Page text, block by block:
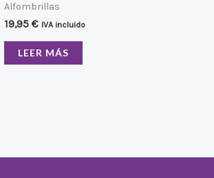
Alfombrillas
19,95 € IVA incluido
LEER MÁS